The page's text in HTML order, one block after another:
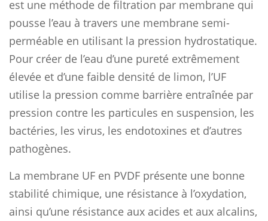
est une méthode de filtration par membrane qui
pousse l’eau à travers une membrane semi-
perméable en utilisant la pression hydrostatique.
Pour créer de l’eau d’une pureté extrêmement
élevée et d’une faible densité de limon, l’UF
utilise la pression comme barrière entraînée par
pression contre les particules en suspension, les
bactéries, les virus, les endotoxines et d’autres
pathogènes.
La membrane UF en PVDF présente une bonne
stabilité chimique, une résistance à l’oxydation,
ainsi qu’une résistance aux acides et aux alcalins,